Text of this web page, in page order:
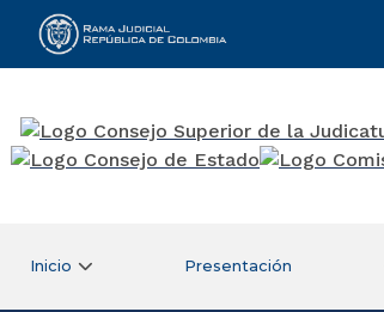
Rama Judicial
Inicio Presentación